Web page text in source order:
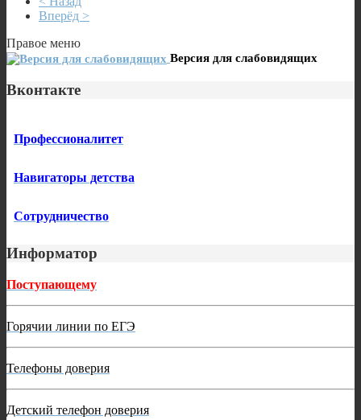
Вперёд >
Правое меню
Версия для слабовидящих
Вконтакте
Профессионалитет
Навигаторы детства
Сотрудничество
Информатор
Поступающему
Горячии линии по ЕГЭ
Телефоны доверия
Детский телефон доверия